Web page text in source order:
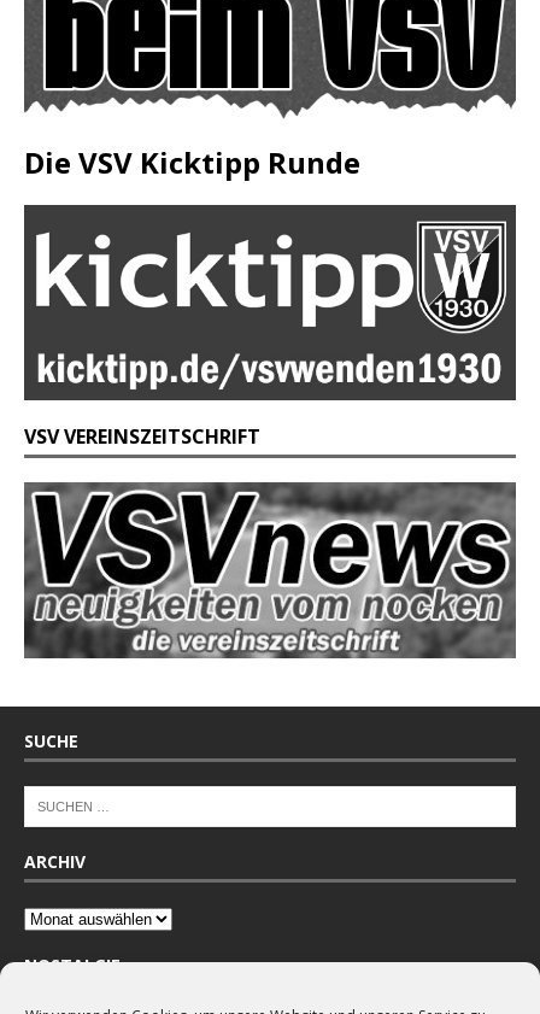
Die VSV Kicktipp Runde
VSV VEREINSZEITSCHRIFT
SUCHE
ARCHIV
NOSTALGIE